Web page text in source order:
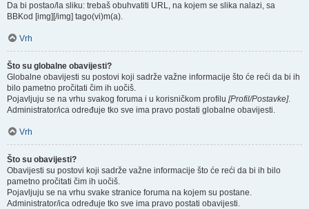
Da bi postao/la sliku: trebaš obuhvatiti URL, na kojem se slika nalazi, sa
BBKod [img][/img] tago(vi)m(a).
Vrh
Što su globalne obavijesti?
Globalne obavijesti su postovi koji sadrže važne informacije što će reći da bi ih
bilo pametno pročitati čim ih uočiš.
Pojavljuju se na vrhu svakog foruma i u korisničkom profilu [Profil/Postavke].
Administrator/ica određuje tko sve ima pravo postati globalne obavijesti.
Vrh
Što su obavijesti?
Obavijesti su postovi koji sadrže važne informacije što će reći da bi ih bilo
pametno pročitati čim ih uočiš.
Pojavljuju se na vrhu svake stranice foruma na kojem su postane.
Administrator/ica određuje tko sve ima pravo postati obavijesti.